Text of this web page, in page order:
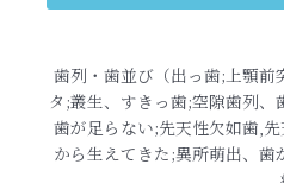
歯列・歯並び（出っ歯;上顎
タ;叢生、すきっ歯;空隙歯列、
歯が足らない;先天性欠如歯,
から生えてきた;異所萌出、